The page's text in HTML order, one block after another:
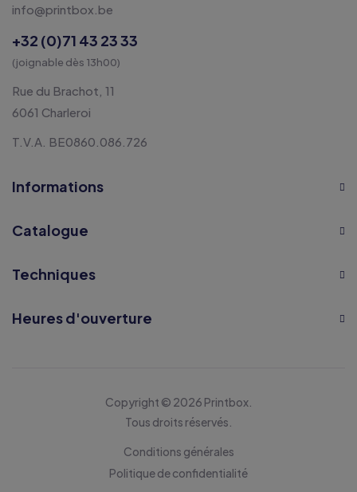
info@printbox.be
+32 (0)71 43 23 33
(joignable dès 13h00)
Rue du Brachot, 11
6061 Charleroi
T.V.A. BE0860.086.726
Informations
Catalogue
Techniques
Heures d'ouverture
Copyright © 2026 Printbox.
Tous droits réservés.
Conditions générales
Politique de confidentialité